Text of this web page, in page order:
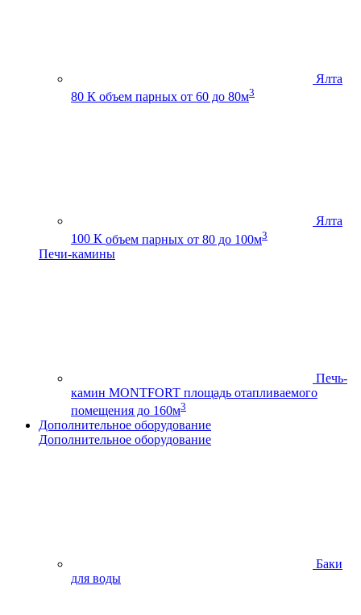
Ялта
80 К объем парных от 60 до 80м3
Ялта
100 К объем парных от 80 до 100м3
Печи-камины
Печь-
камин MONTFORT площадь отапливаемого
помещения до 160м3
Дополнительное оборудование
Дополнительное оборудование
Баки
для воды